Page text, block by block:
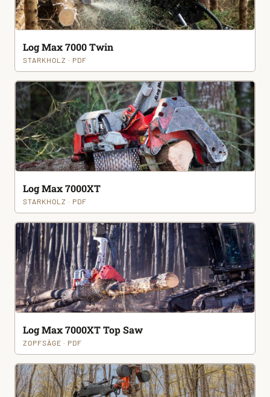
Log Max 7000 Twin
STARKHOLZ · PDF
Log Max 7000XT
STARKHOLZ · PDF
Log Max 7000XT Top Saw
ZOPFSÄGE · PDF